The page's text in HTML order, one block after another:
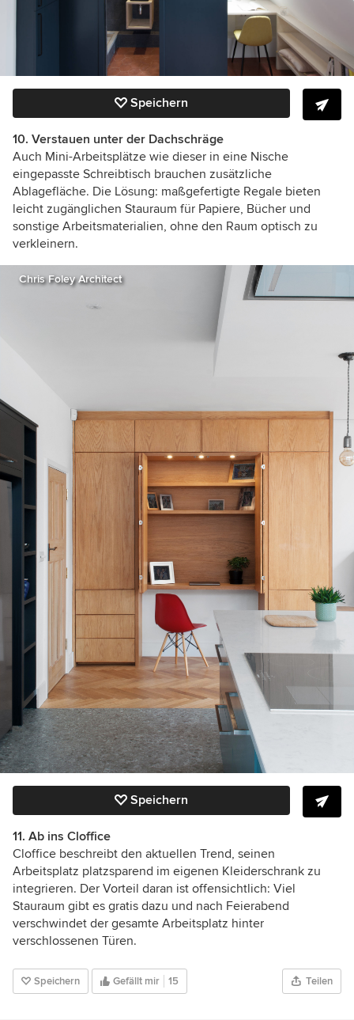
Speichern
10. Verstauen unter der Dachschräge
Auch Mini-Arbeitsplätze wie dieser in eine Nische
eingepasste Schreibtisch brauchen zusätzliche
Ablagefläche. Die Lösung: maßgefertigte Regale bieten
leicht zugänglichen Stauraum für Papiere, Bücher und
sonstige Arbeitsmaterialien, ohne den Raum optisch zu
verkleinern.
Chris Foley Architect
Speichern
11. Ab ins Cloffice
Cloffice beschreibt den aktuellen Trend, seinen
Arbeitsplatz platzsparend im eigenen Kleiderschrank zu
integrieren. Der Vorteil daran ist offensichtlich: Viel
Stauraum gibt es gratis dazu und nach Feierabend
verschwindet der gesamte Arbeitsplatz hinter
verschlossenen Türen.
Speichern Gefällt mir 15 Teilen